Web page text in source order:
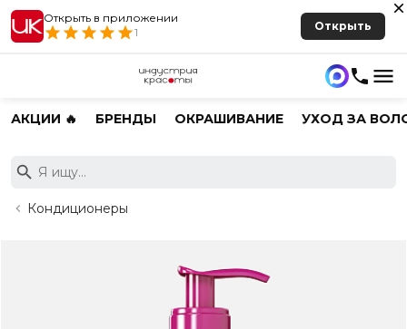
Открыть в приложении
1
Открыть
АКЦИИ 🔥 БРЕНДЫ ОКРАШИВАНИЕ УХОД ЗА
Кондиционеры